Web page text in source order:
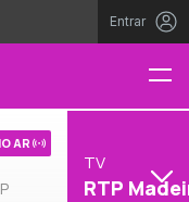
Entrar
AR
TV
RTP